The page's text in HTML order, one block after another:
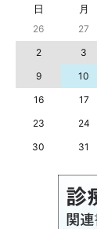
日 月
26 27
2
3
9
10
16
17
23
24
30
31